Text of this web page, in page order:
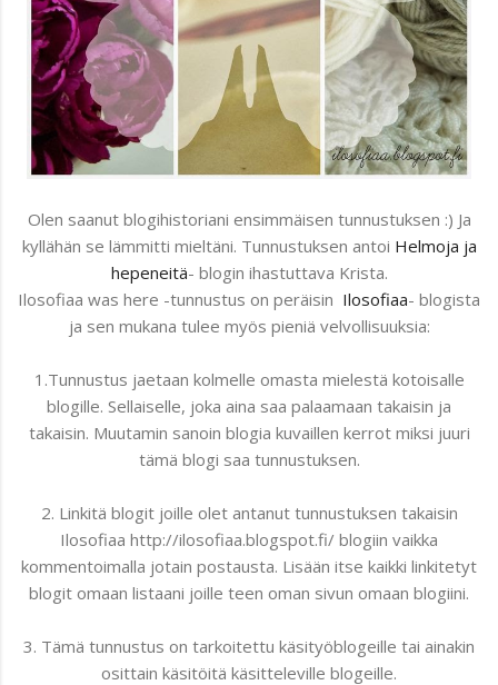
Olen saanut blogihistoriani ensimmäisen tunnustuksen :) Ja
kyllähän se lämmitti mieltäni. Tunnustuksen antoi Helmoja ja
hepeneitä- blogin ihastuttava Krista.
Ilosofiaa was here -tunnustus on peräisin Ilosofiaa- blogista
ja sen mukana tulee myös pieniä velvollisuuksia:
1.Tunnustus jaetaan kolmelle omasta mielestä kotoisalle
blogille. Sellaiselle, joka aina saa palaamaan takaisin ja
takaisin. Muutamin sanoin blogia kuvaillen kerrot miksi juuri
tämä blogi saa tunnustuksen.
2. Linkitä blogit joille olet antanut tunnustuksen takaisin
Ilosofiaa http://ilosofiaa.blogspot.fi/ blogiin vaikka
kommentoimalla jotain postausta. Lisään itse kaikki linkitetyt
blogit omaan listaani joille teen oman sivun omaan blogiini.
3. Tämä tunnustus on tarkoitettu käsityöblogeille tai ainakin
osittain käsitöitä käsitteleville blogeille.